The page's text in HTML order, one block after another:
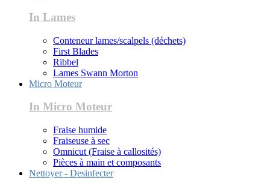
In Lames
Conteneur lames/scalpels (déchets)
First Blades
Ribbel
Lames Swann Morton
Micro Moteur
In Micro Moteur
Fraise humide
Fraiseuse à sec
Omnicut (Fraise à callosités)
Pièces à main et composants
Nettoyer - Desinfecter